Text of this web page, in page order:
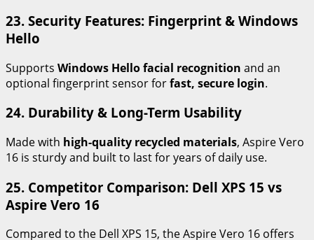
23. Security Features: Fingerprint & Windows
Hello
Supports Windows Hello facial recognition and an
optional fingerprint sensor forfast, secure login.
24. Durability & Long-Term Usability
Made with high-quality recycled materials, Aspire Vero
16 is sturdy and built to last for years of daily use.
25. Competitor Comparison: Dell XPS 15 vs
Aspire Vero 16
Compared to the Dell XPS 15, the Aspire Vero 16 offers